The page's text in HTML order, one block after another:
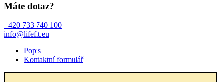
Máte dotaz?
+420 733 740 100
info@lifefit.eu
Popis
Kontaktní formulář